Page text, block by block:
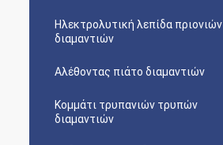
Ηλεκτρολυτική λεπίδα πριονιών
διαμαντιών
Αλέθοντας πιάτο διαμαντιών
Κομμάτι τρυπανιών τρυπών
διαμαντιών